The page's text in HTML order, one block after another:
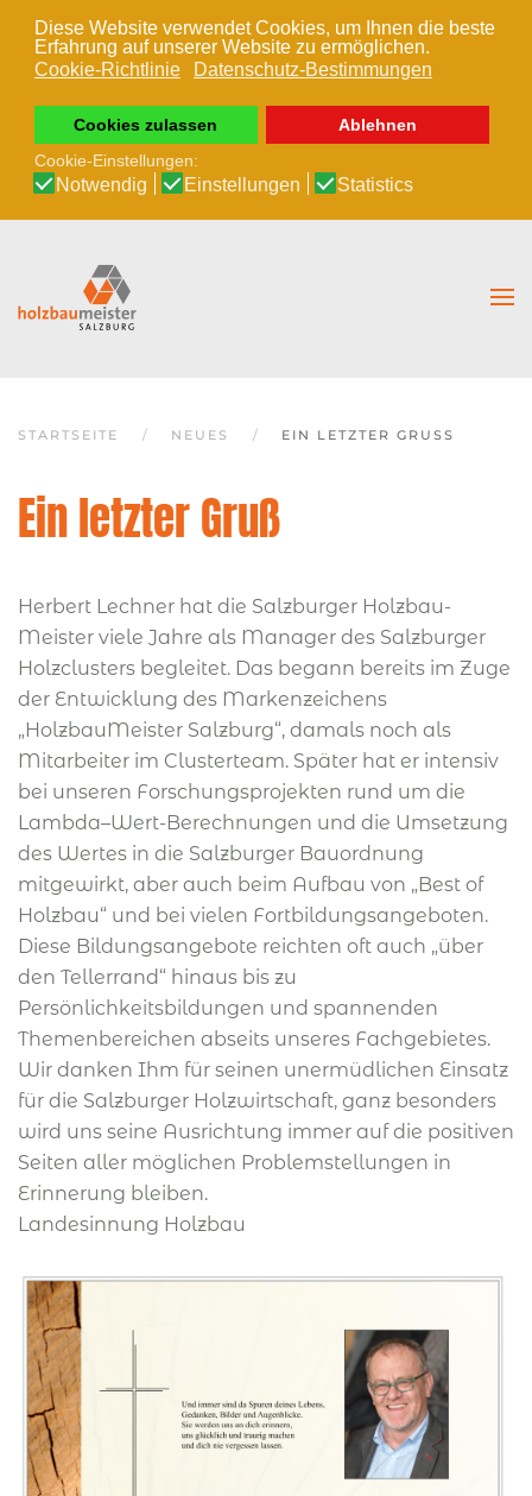
Diese Website verwendet Cookies, um Ihnen die beste
Erfahrung auf unserer Website zu ermöglichen.
Cookie-Richtlinie
Datenschutz-Bestimmungen
Cookies zulassen
Ablehnen
Cookie-Einstellungen:
Notwendig Einstellungen Statistics
Zum Hauptinhalt springen
STARTSEITE NEUES EIN LETZTER GRUSS
Ein letzter Gruß
Herbert Lechner hat die Salzburger Holzbau-
Meister viele Jahre als Manager des Salzburger
Holzclusters begleitet. Das begann bereits im Zuge
der Entwicklung des Markenzeichens
„HolzbauMeister Salzburg“, damals noch als
Mitarbeiter im Clusterteam. Später hat er intensiv
bei unseren Forschungsprojekten rund um die
Lambda–Wert-Berechnungen und die Umsetzung
des Wertes in die Salzburger Bauordnung
mitgewirkt, aber auch beim Aufbau von „Best of
Holzbau“ und bei vielen Fortbildungsangeboten.
Diese Bildungsangebote reichten oft auch „über
den Tellerrand“ hinaus bis zu
Persönlichkeitsbildungen und spannenden
Themenbereichen abseits unseres Fachgebietes.
Wir danken Ihm für seinen unermüdlichen Einsatz
für die Salzburger Holzwirtschaft, ganz besonders
wird uns seine Ausrichtung immer auf die positiven
Seiten aller möglichen Problemstellungen in
Erinnerung bleiben.
Landesinnung Holzbau